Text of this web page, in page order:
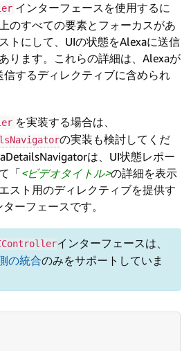
インターフェースを使用するに
のすべての要素とフォーカスがあ
トにして、UIの状態をAlexaに送信
ります。これらの詳細は、Alexaが
信するディレクティブに含められ
を実装する場合は、
の実装も検討してくだ
は、UI状態レポー
「 ビデオタイトル の詳細を表示
スト用のディレクティブを提供す
ーフェースです。
インターフェースは、
の統合のみをサポートしていま